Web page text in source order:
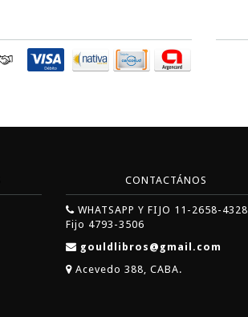
CONTACTÁNOS
WHATSAPP Y FIJO 11-2658-4328
Fijo 4793-3506
gouldlibros@gmail.com
Acevedo 388, CABA.